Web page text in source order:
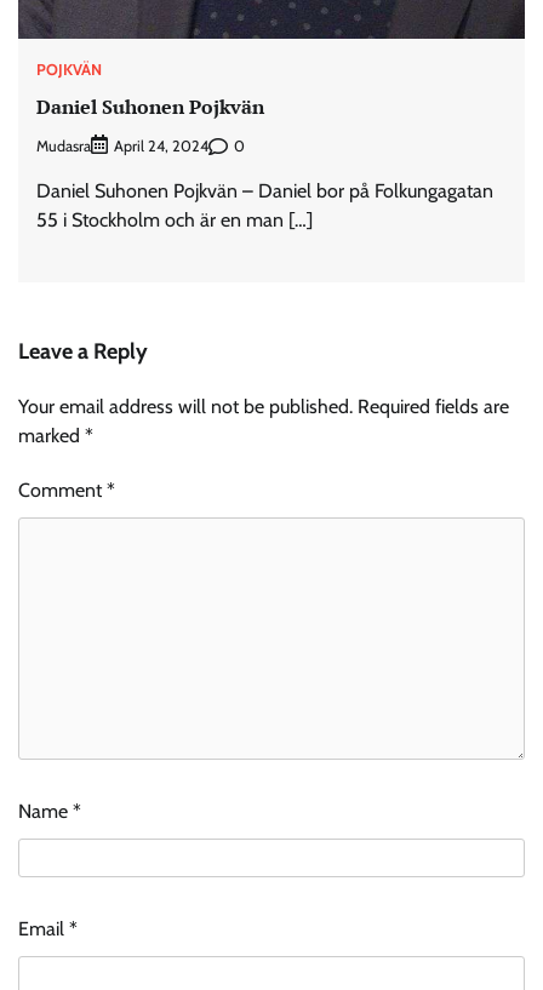
POJKVÄN
Daniel Suhonen Pojkvän
Mudasra April 24, 2024 0
Daniel Suhonen Pojkvän – Daniel bor på Folkungagatan
55 i Stockholm och är en man […]
Leave a Reply
Your email address will not be published. Required fields are
marked *
Comment*
Name *
Email *